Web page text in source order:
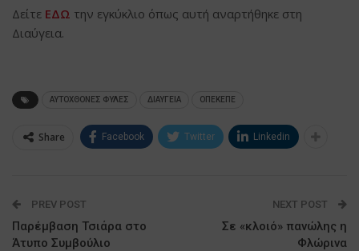
Δείτε ΕΔΩ την εγκύκλιο όπως αυτή αναρτήθηκε στη
Διαύγεια.
ΑΥΤΟΧΘΟΝΕΣ ΦΥΛΕΣ ΔΙΑΥΓΕΙΑ ΟΠΕΚΕΠΕ
Share Facebook Twitter Linkedin
PREV POST
Παρέμβαση Τσιάρα στο
Άτυπο Συμβούλιο
NEXT POST
Σε «κλοιό» πανώλης η
Φλώρινα